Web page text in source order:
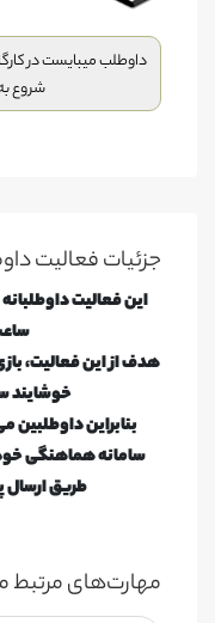
داوطلب میبایست در
شروع
جزئیات فعالیت‌
هدف از این فعالیت،
خوشایند
بنابراین
سامانه هماهنگی خود
طریق ارسال پیام
مهارت‌های مرتبط